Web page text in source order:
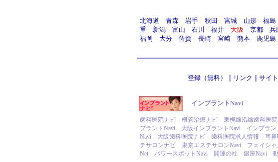
北海道 青森 岩手 秋田 宮城 山形 福島
重
新潟 富山 石川 福井 大阪 京都 兵
福岡
大分 佐賀 長崎 宮崎 熊本 鹿児島
登録（無料） リンク サイ
インプラントNavi
歯科医院ナビ 根管治療ナビ 東横線沿線歯科医
プラントNavi
大阪インプラントNavi インプラ
Navi
大阪歯科医院ナビ 歯科医院求人情報 耳
テサロンナビ
東京エステサロンNavi フェイシ
Net
パワースポットNavi 開運の社 銀座Navi